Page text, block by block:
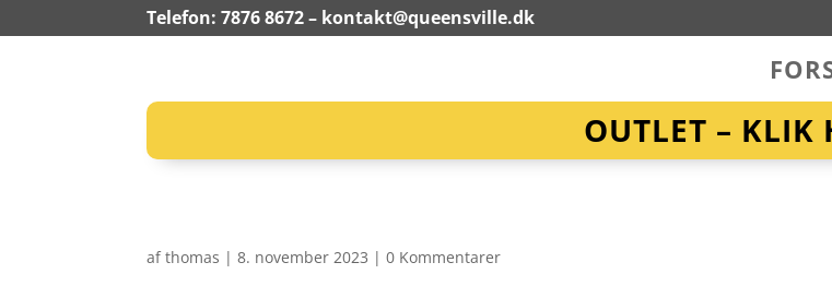
Telefon: 7876 8672 – kontakt@queensville.dk
OUTLET – KLIK
afthomas |8. november 2023 |0 Kommentarer